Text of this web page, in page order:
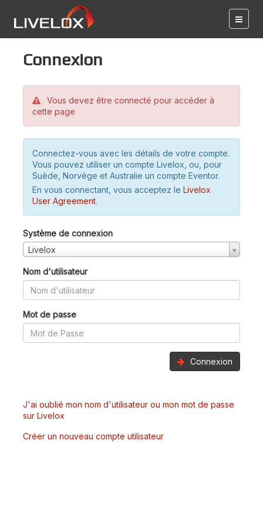
Connexion
Vous devez être connecté pour accéder à
cette page
Connectez-vous avec les détails de votre compte.
Vous pouvez utiliser un compte Livelox, ou, pour
Suède, Norvège et Australie un compte Eventor.
En vous connectant, vous acceptez le Livelox
User Agreement.
Système de connexion
Livelox
Nom d'utilisateur
Mot de passe
Connexion
J'ai oublié mon nom d'utilisateur ou mon mot de passe
sur Livelox
Créer un nouveau compte utilisateur